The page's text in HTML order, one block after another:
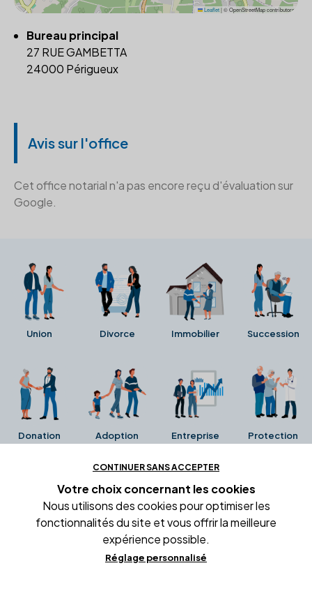
Leaflet|© OpenStreetMap contributors
Bureau principal
27 RUE GAMBETTA
24000 Périgueux
Avis sur l'office
Cet office notarial n'a pas encore reçu d'évaluation sur
Google.
Union Divorce Immobilier Succession
Donation Adoption Entreprise Protection
Ces avis proviennent directement de la fiche Google
Business de l'office notarial. Ils n'ont ni été collectés ni
été vérifiés par Alexia.fr.
Conditions générales d'utilisation
CONTINUER SANS ACCEPTER
Votre choix concernant les cookies
Nous utilisons des cookies pour optimiser les
fonctionnalités du site et vous offrir la meilleure
expérience possible.
Réglage personnalisé